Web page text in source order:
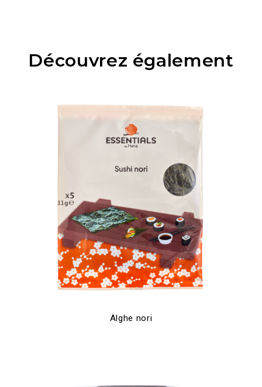
Découvrez également
Alghe nori